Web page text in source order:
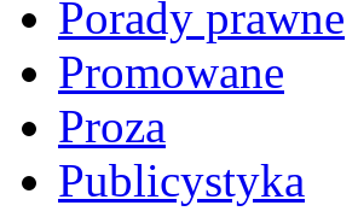
Porady prawne
Promowane
Proza
Publicystyka